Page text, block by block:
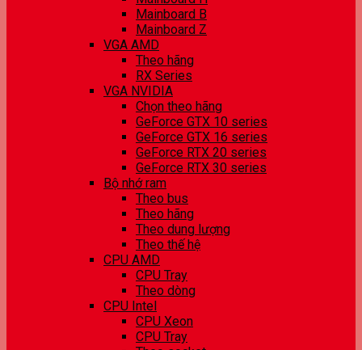
Mainboard B
Mainboard Z
VGA AMD
Theo hãng
RX Series
VGA NVIDIA
Chọn theo hãng
GeForce GTX 10 series
GeForce GTX 16 series
GeForce RTX 20 series
GeForce RTX 30 series
Bộ nhớ ram
Theo bus
Theo hãng
Theo dung lượng
Theo thế hệ
CPU AMD
CPU Tray
Theo dòng
CPU Intel
CPU Xeon
CPU Tray